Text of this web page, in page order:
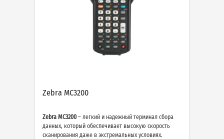
Zebra MC3200
Zebra MC3200 – легкий и надежный терминал сбора
данных, который обеспечивает высокую скорость
сканирования даже в экстремальных условиях.